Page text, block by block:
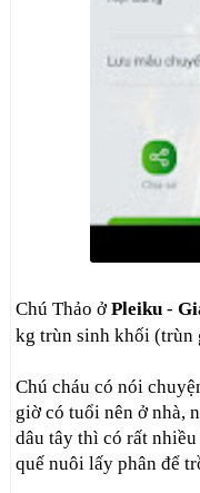
Chú Thảo ởPleiku -
kg trùn sinh khối (trùn
Chú cháu có nói
giờ có tuổi nên ở nhà,
dâu tây thì có rất
quế nuôi lấy phân để